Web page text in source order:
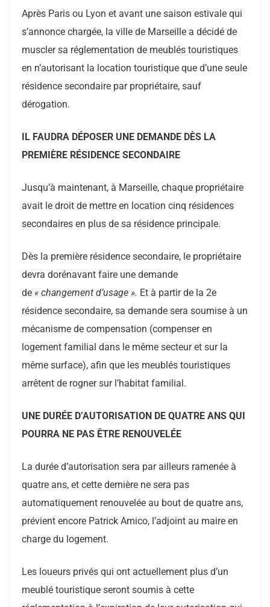
Après Paris ou Lyon et avant une saison estivale qui
s’annonce chargée, la ville de Marseille a décidé de
muscler sa réglementation de meublés touristiques
en n’autorisant la location touristique que d’une seule
résidence secondaire par propriétaire, sauf
dérogation.
IL FAUDRA DÉPOSER UNE DEMANDE DÈS LA
PREMIÈRE RÉSIDENCE SECONDAIRE
Jusqu’à maintenant, à Marseille, chaque propriétaire
avait le droit de mettre en location cinq résidences
secondaires en plus de sa résidence principale.
Dès la première résidence secondaire, le propriétaire
devra dorénavant faire une demande
de « changement d’usage ». Et à partir de la 2e
résidence secondaire, sa demande sera soumise à un
mécanisme de compensation (compenser en
logement familial dans le même secteur et sur la
même surface), afin que les meublés touristiques
arrêtent de rogner sur l’habitat familial.
UNE DURÉE D’AUTORISATION DE QUATRE ANS QUI
POURRA NE PAS ÊTRE RENOUVELÉE
La durée d’autorisation sera par ailleurs ramenée à
quatre ans, et cette dernière ne sera pas
automatiquement renouvelée au bout de quatre ans,
prévient encore Patrick Amico, l’adjoint au maire en
charge du logement.
Les loueurs privés qui ont actuellement plus d’un
meublé touristique seront soumis à cette